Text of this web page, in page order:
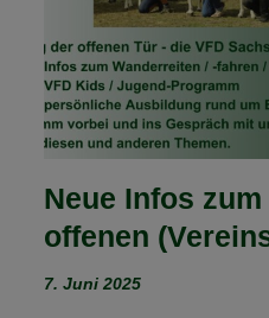
Neue Infos zum
offenen
7. Juni 2025